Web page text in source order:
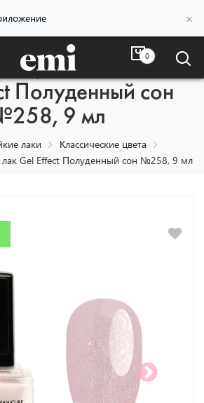
×
0
лак
Полуденный сон
9 мл
лаки
Классические цвета
лак Gel Effect Полуденный сон №258, 9 мл